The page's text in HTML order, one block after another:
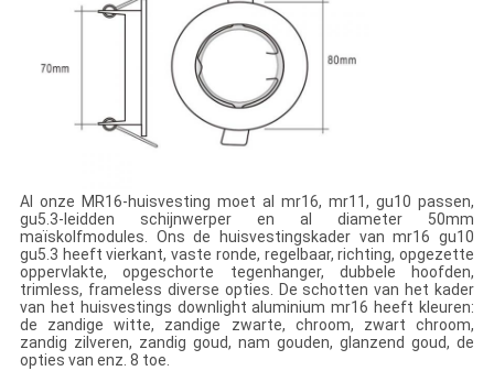
Al onze MR16-huisvesting moet al mr16, mr11, gu10 passen,
gu5.3-leidden schijnwerper en al diameter 50mm
maïskolfmodules. Ons de huisvestingskader van mr16 gu10
gu5.3 heeft vierkant, vaste ronde, regelbaar, richting, opgezette
oppervlakte, opgeschorte tegenhanger, dubbele hoofden,
trimless, frameless diverse opties. De schotten van het kader
van het huisvestings downlight aluminium mr16 heeft kleuren:
de zandige witte, zandige zwarte, chroom, zwart chroom,
zandig zilveren, zandig goud, nam gouden, glanzend goud, de
opties van enz. 8 toe.